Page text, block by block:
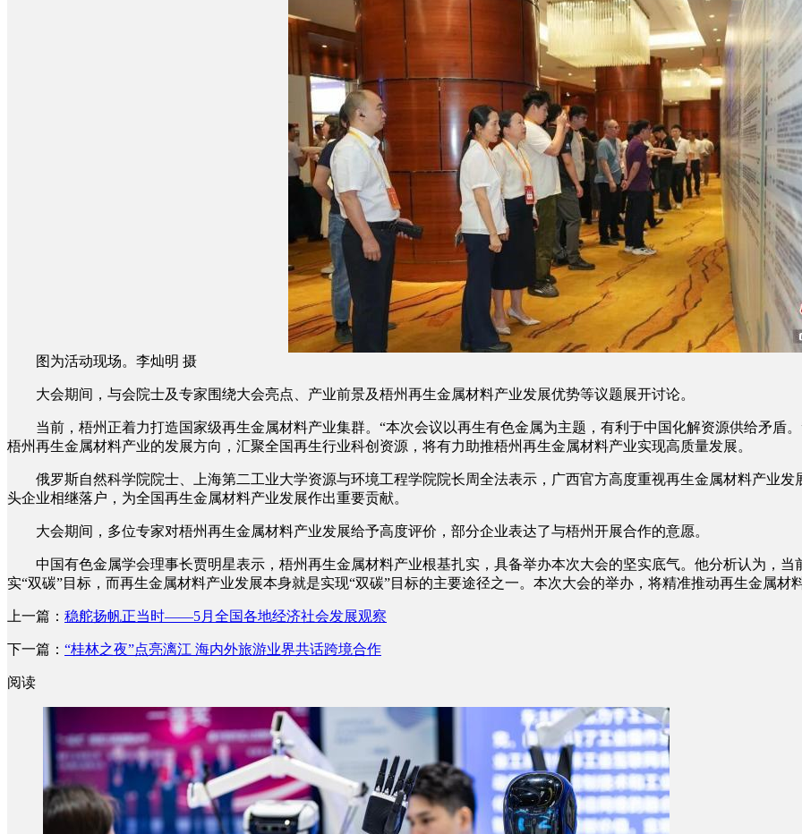
图为活动现场。李灿明 摄
大会期间，与会院士及专家围绕大会亮点、产业前景及梧州再生金属材料产业发展优势等议题展开讨论。
当前，梧州正着力打造国家级再生金属材料产业集群。“本次会议以再生有色金属为主题，有利于中国化解资源供给矛盾
梧州再生金属材料产业的发展方向，汇聚全国再生行业科创资源，将有力助推梧州再生金属材料产业实现高质量发展。
俄罗斯自然科学院院士、上海第二工业大学资源与环境工程学院院长周全法表示，广西官方高度重视再生金属材料产业发
头企业相继落户，为全国再生金属材料产业发展作出重要贡献。
大会期间，多位专家对梧州再生金属材料产业发展给予高度评价，部分企业表达了与梧州开展合作的意愿。
中国有色金属学会理事长贾明星表示，梧州再生金属材料产业根基扎实，具备举办本次大会的坚实底气。他分析认为，当
实“双碳”目标，而再生金属材料产业发展本身就是实现“双碳”目标的主要途径之一。本次大会的举办，将精准推动再生金属材
上一篇： 稳舵扬帆正当时——5月全国各地经济社会发展观察
下一篇： “桂林之夜”点亮漓江 海内外旅游业界共话跨境合作
阅读